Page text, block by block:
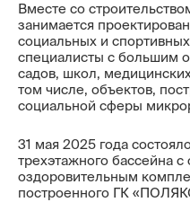
Выбор кладовых
Как купить
Служба заботы
Агентам
Новости
Вакансии
Контакты
Вместе со
занимается
социальных и
специалисты с большим
садов, школ,
том числе, объектов,
социальной сферы
31 мая 2025 года
трехэтажного бассейна с
оздоровительным
построенного ГК